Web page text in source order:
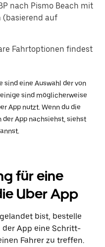
nach Pismo Beach mit
(basierend auf
Fahrtoptionen findest
sind eine Auswahl der von
sind möglicherweise
App nutzt. Wenn du die
App nachsiehst, siehst
für eine
Uber App
bist, bestelle
der App eine Schritt-
Fahrer zu treffen.